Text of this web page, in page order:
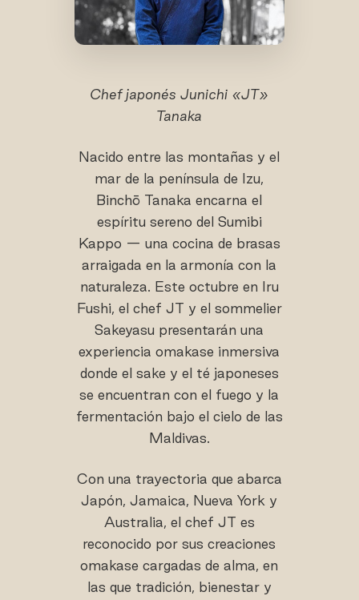
Chef japonés Junichi «JT»
Tanaka
Nacido entre las montañas y el
mar de la península de Izu,
Binchō Tanaka encarna el
espíritu sereno del Sumibi
Kappo — una cocina de brasas
arraigada en la armonía con la
naturaleza. Este octubre en Iru
Fushi, el chef JT y el sommelier
Sakeyasu presentarán una
experiencia omakase inmersiva
donde el sake y el té japoneses
se encuentran con el fuego y la
fermentación bajo el cielo de las
Maldivas.
Con una trayectoria que abarca
Japón, Jamaica, Nueva York y
Australia, el chef JT es
reconocido por sus creaciones
omakase cargadas de alma, en
las que tradición, bienestar y